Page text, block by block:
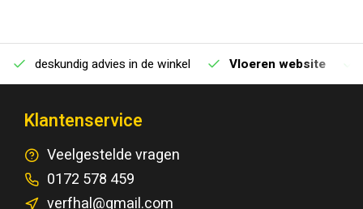
deskundig advies in de winkel Vloeren website
Klantenservice
Veelgestelde vragen
0172 578 459
verfhal@gmail.com